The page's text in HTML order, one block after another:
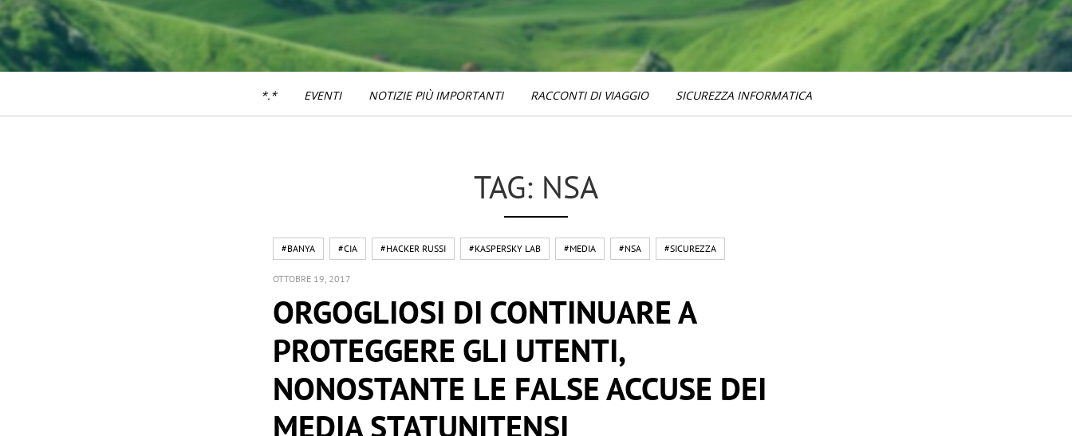
*.* EVENTI NOTIZIE PIÙ IMPORTANTI RACCONTI DI VIAGGIO SICUREZZA INFORMATICA
TAG: NSA
#BANYA #CIA #HACKER RUSSI #KASPERSKY LAB #MEDIA #NSA #SICUREZZA
OTTOBRE 19, 2017
ORGOGLIOSI DI CONTINUARE A
PROTEGGERE GLI UTENTI,
NONOSTANTE LE FALSE ACCUSE DEI
MEDIA STATUNITENSI